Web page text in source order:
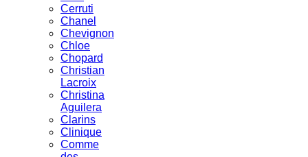
Cerruti
Chanel
Chevignon
Chloe
Chopard
Christian
Lacroix
Christina
Aguilera
Clarins
Clinique
Comme